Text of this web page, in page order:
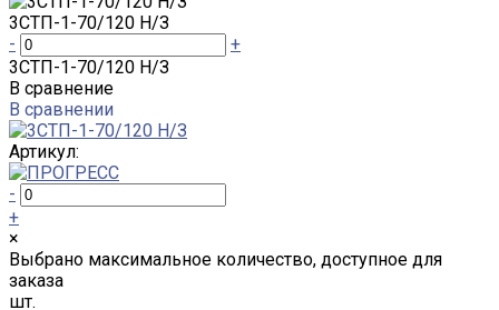
3СТП-1-70/120 Н/З
-
+
3СТП-1-70/120 Н/З
В сравнение
В сравнении
Артикул:
-
+
×
Выбрано максимальное количество, доступное для
заказа
шт.